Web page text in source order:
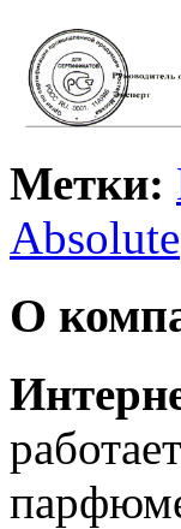
Метки:
Absolute
О